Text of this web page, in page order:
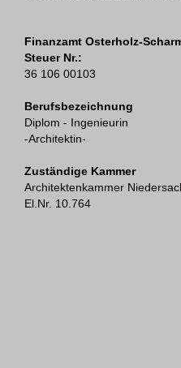
Finanzamt Osterholz-
Steuer Nr.:
36 106 00103
Berufsbezeichnung
Diplom - Ingenieurin
-Architektin-
Zuständige Kammer
Architektenkammer
El.Nr. 10.764